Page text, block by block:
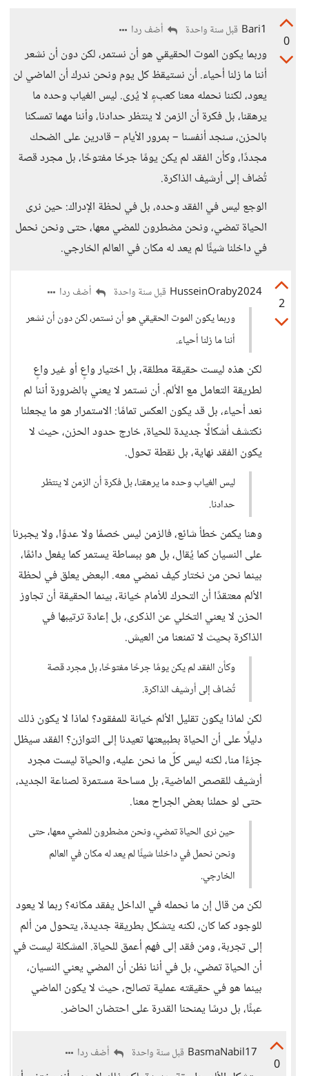
0
Bari1 قبل سنة واحدة أضف ردا
وربما يكون الموت الحقيقي هو أن نستمر، لكن دون أن نشعر
أننا ما زلنا أحياء. أن نستيقظ كل يوم ونحن ندرك أن الماضي لن
يعود، لكننا نحمله معنا كعبءٍ لا يُرى. ليس الغياب وحده ما
يرهقنا، بل فكرة أن الزمن لا ينتظر حدادنا، وأننا مهما تمسكنا
بالحزن، سنجد أنفسنا – بمرور الأيام – قادرين على الضحك
مجددًا، وكأن الفقد لم يكن يومًا جرحًا مفتوحًا، بل مجرد قصة
تُضاف إلى أرشيف الذاكرة.
الوجع ليس في الفقد وحده، بل في لحظة الإدراك: حين نرى
الحياة تمضي، ونحن مضطرون للمضي معها، حتى ونحن نحمل
في داخلنا شيئًا لم يعد له مكان في العالم الخارجي.
2
HusseinOraby2024 قبل سنة واحدة
أضف ردا
وربما يكون الموت الحقيقي هو أن نستمر، لكن دون أن نشعر
أننا ما زلنا أحياء.
لكن هذه ليست حقيقة مطلقة، بل اختيار واعٍ أو غير واعٍ
لطريقة التعامل مع الألم. أن نستمر لا يعني بالضرورة أننا لم
نعد أحياء، بل قد يكون العكس تمامًا: الاستمرار هو ما يجعلنا
نكتشف أشكالًا جديدة للحياة، خارج حدود الحزن، حيث لا
يكون الفقد نهاية، بل نقطة تحول.
ليس الغياب وحده ما يرهقنا، بل فكرة أن الزمن لا ينتظر
حدادنا.
وهنا يكمن خطأ شائع، فالزمن ليس خصمًا ولا عدوًا، ولا يجبرنا
على النسيان كما يُقال، بل هو ببساطة يستمر كما يفعل دائمًا،
بينما نحن من نختار كيف نمضي معه. البعض يعلق في لحظة
الألم معتقدًا أن التحرك للأمام خيانة، بينما الحقيقة أن تجاوز
الحزن لا يعني التخلي عن الذكرى، بل إعادة ترتيبها في
الذاكرة بحيث لا تمنعنا من العيش.
وكأن الفقد لم يكن يومًا جرحًا مفتوحًا، بل مجرد قصة
تُضاف إلى أرشيف الذاكرة.
لكن لماذا يكون تقليل الألم خيانة للمفقود؟ لماذا لا يكون ذلك
دليلًا على أن الحياة بطبيعتها تعيدنا إلى التوازن؟ الفقد سيظل
جزءًا منا، لكنه ليس كلّ ما نحن عليه، والحياة ليست مجرد
أرشيف للقصص الماضية، بل مساحة مستمرة لصناعة الجديد،
حتى لو حملنا بعض الجراح معنا.
حين نرى الحياة تمضي، ونحن مضطرون للمضي معها، حتى
ونحن نحمل في داخلنا شيئًا لم يعد له مكان في العالم
الخارجي.
لكن من قال إن ما نحمله في الداخل يفقد مكانه؟ ربما لا يعود
للوجود كما كان، لكنه يتشكل بطريقة جديدة، يتحول من ألم
إلى تجربة، ومن فقد إلى فهم أعمق للحياة. المشكلة ليست في
أن الحياة تمضي، بل في أننا نظن أن المضي يعني النسيان،
بينما هو في حقيقته عملية تصالح، حيث لا يكون الماضي
عبئًا، بل درسًا يمنحنا القدرة على احتضان الحاضر.
0
BasmaNabil17 قبل سنة واحدة أضف ردا